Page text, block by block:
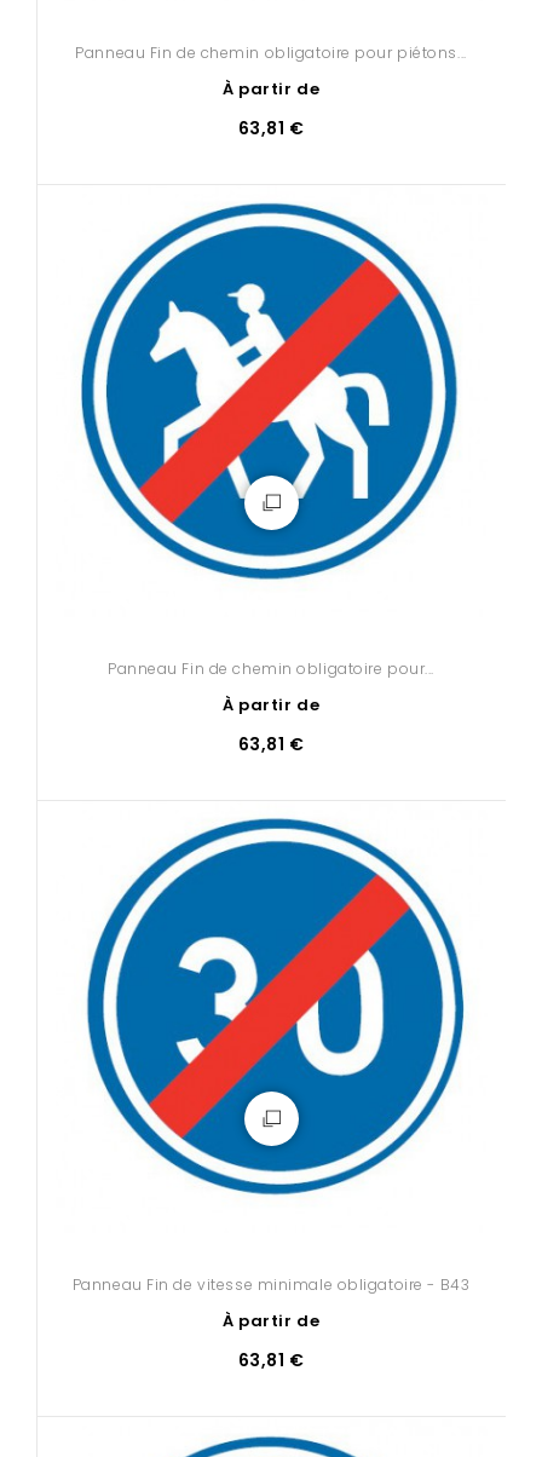
Panneau Fin de chemin obligatoire pour piétons...
À partir de
63,81 €
Panneau Fin de chemin obligatoire pour...
À partir de
63,81 €
Panneau Fin de vitesse minimale obligatoire - B43
À partir de
63,81 €